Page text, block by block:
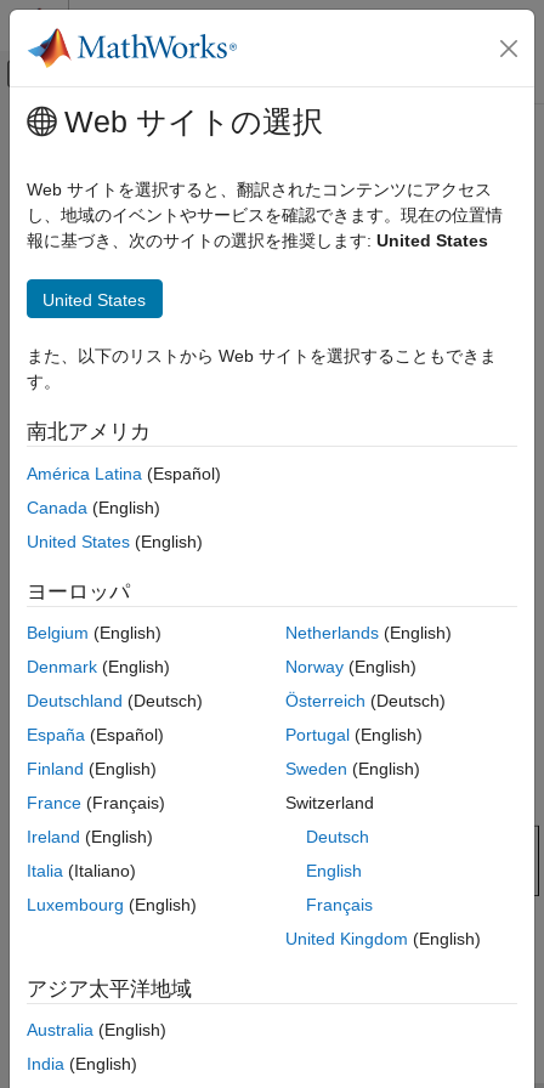
コンテンツへスキップ
オフキャンバス ナビゲーション メ
ドキュメンテーションのホーム
LTE Toolbox
Modeling Basics
Downlink Physical Signals Grid
メインコンテンツ
Downlink Physical Signals Grid
The downlink physical signals, their associated functions, and
their locations on the resource grid are shown in the following
For more information about a function in the diagram, click the
Web サイトの選択
Web サイトを選択すると、翻訳されたコンテンツにアクセス
し、地域のイベントやサービスを確認できます。現在の位置情
報に基づき、次のサイトの選択を推奨します: United States
United States
また、以下のリストから Web サイトを選択することもできま
す。
南北アメリカ
América Latina (Español)
Canada (English)
United States (English)
ヨーロッパ
Belgium (English)
Denmark (English)
Deutschland (Deutsch)
España (Español)
Finland (English)
France (Français)
Ireland (English)
Italia (Italiano)
Luxembourg (English)
Netherlands(English)
Norway(English)
Österreich (Deutsch)
Portugal(English)
Sweden (English)
Switzerland
Deutsch
English
Français
United Kingdom (English)
アジア太平洋地域
Australia (English)
India (English)